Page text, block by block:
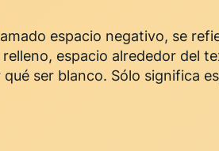
espacio negativo, se
espacio alrededor del
ser blanco. Sólo significa